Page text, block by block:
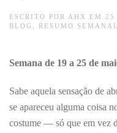
ESCRITO POR AHX EM 25
BLOG
RESUMO SEMANAL
Semana de 19 a 25 de
Sabe aquela sensação de
se apareceu alguma coisa
costume — só que em vez